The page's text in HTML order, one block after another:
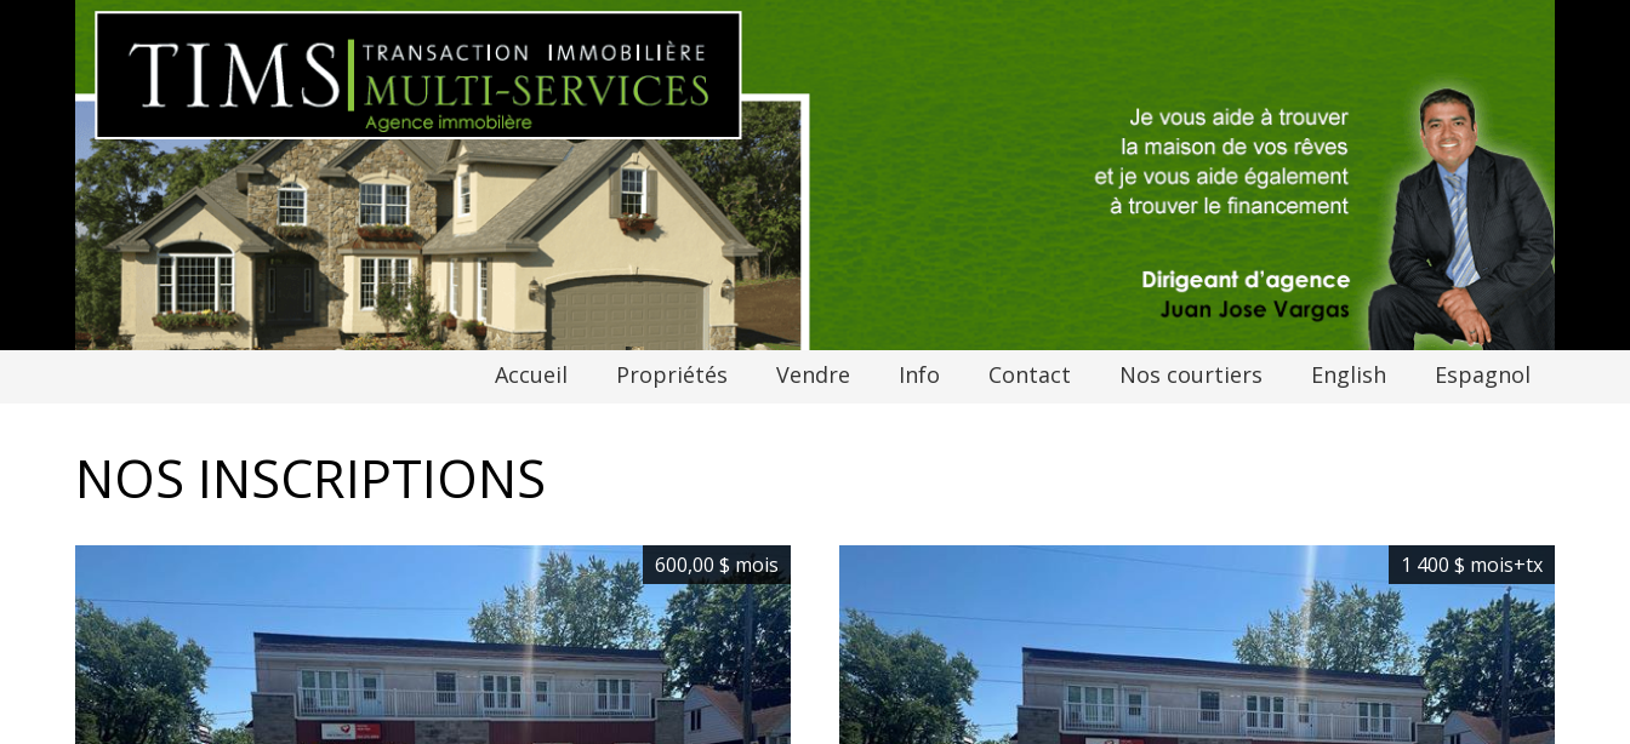
Accueil Propriétés Vendre Info Contact Nos courtiers English Espagnol
NOS INSCRIPTIONS
600,00 $mois 1 400 $ mois+tx